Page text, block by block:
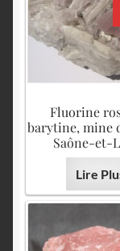
Fluorine
barytine, mine
Saône-et-
Lire